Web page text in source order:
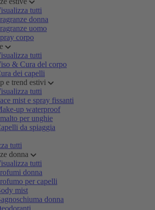
tutti
donna
uomo
corpo
tutti
& Cura del corpo
dei capelli
e trend estivi
tutti
mist e spray fissanti
up waterproof
per unghie
da spiaggia
tutti
donna
tutti
donna
per capelli
mist
donna